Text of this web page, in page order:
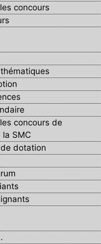
concours
concours de
SMC
dotation